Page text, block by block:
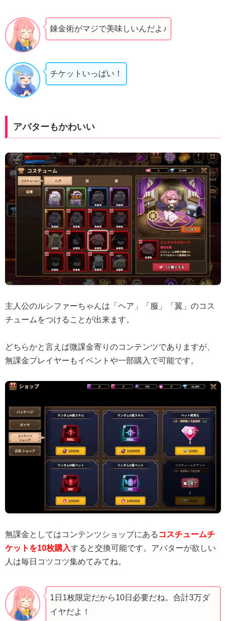
錬金術がマジで美味しいんだよ♪
チケットいっぱい！
アバターもかわいい
主人公のルシファーちゃんは「ヘア」「服」「翼」のコス
チュームをつけることが出来ます。
どちらかと言えば微課金寄りのコンテンツでありますが、
無課金プレイヤーもイベントや一部購入で可能です。
無課金としてはコンテンツショップにある コスチュームチ
ケットを10枚購入すると交換可能です。アバターが欲しい
人は毎日コツコツ集めてみてね。
1日1枚限定だから10日必要だね。合計3万ダ
イヤだよ！